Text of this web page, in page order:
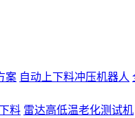
案 自动上下料冲压机器人
料 雷达高低温老化测试机